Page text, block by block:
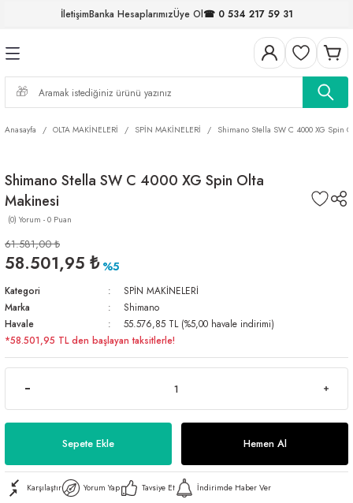
İletişimBanka HesaplarımızÜye Ol☎ 0 534 217 59 31
Geri Dön
Geri Dön
Geri Dön
MİSİNALAR
Geri Dön
FIRDÖNDÜLER
Geri Dön
Geri Dön
Geri Dön
Geri Dön
Anasayfa OLTA MAKİNELERİ SPİN MAKİNELERİ Shimano Stella SW C 4000 XG Spin
Shimano Stella SW C 4000 XG Spin Olta
Makinesi
(0) Yorum - 0 Puan
61.581,00 ₺
58.501,95 ₺ %5
Kategori
SPİN MAKİNELERİ
Marka
Shimano
Havale
55.576,85 TL (%5,00 havale indirimi)
*58.501,95 TL den başlayan taksitlerle!
Sepete Ekle Hemen Al
Karşılaştır Yorum Yap Tavsiye Et İndirimde Haber Ver